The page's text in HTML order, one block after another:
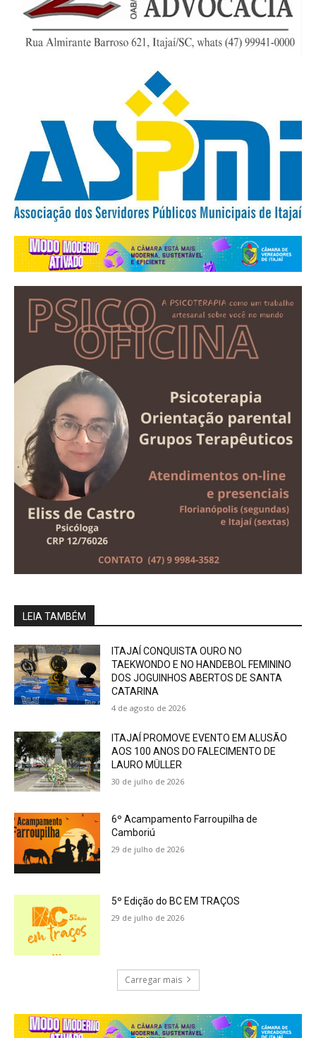
LEIA TAMBÉM
ITAJAÍ CONQUISTA OURO NO
TAEKWONDO E NO HANDEBOL FEMININO
DOS JOGUINHOS ABERTOS DE SANTA
CATARINA
4 de agosto de 2026
ITAJAÍ PROMOVE EVENTO EM ALUSÃO
AOS 100 ANOS DO FALECIMENTO DE
LAURO MÜLLER
30 de julho de 2026
6º Acampamento Farroupilha de
Camboriú
29 de julho de 2026
5º Edição do BC EM TRAÇOS
29 de julho de 2026
Carregar mais